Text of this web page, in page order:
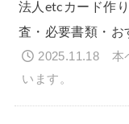
法人etcカード作
査・必要書類・お
2025.11.18